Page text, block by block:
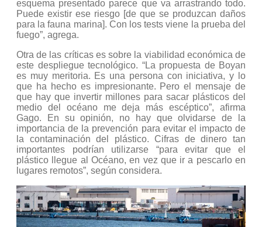
esquema presentado parece que va arrastrando todo.
Puede existir ese riesgo [de que se produzcan daños
para la fauna marina]. Con los tests viene la prueba del
fuego”, agrega.
Otra de las críticas es sobre la viabilidad económica de
este despliegue tecnológico. “La propuesta de Boyan
es muy meritoria. Es una persona con iniciativa, y lo
que ha hecho es impresionante. Pero el mensaje de
que hay que invertir millones para sacar plásticos del
medio del océano me deja más escéptico”, afirma
Gago. En su opinión, no hay que olvidarse de la
importancia de la prevención para evitar el impacto de
la contaminación del plástico. Cifras de dinero tan
importantes podrían utilizarse “para evitar que el
plástico llegue al Océano, en vez que ir a pescarlo en
lugares remotos”, según considera.